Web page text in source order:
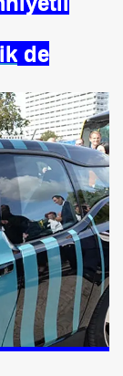
de